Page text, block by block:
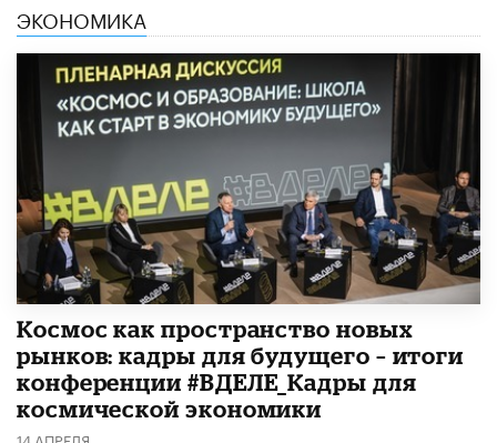
ЭКОНОМИКА
Космос как пространство новых
рынков: кадры для будущего – итоги
конференции #ВДЕЛЕ_Кадры для
космической экономики
14 АПРЕЛЯ